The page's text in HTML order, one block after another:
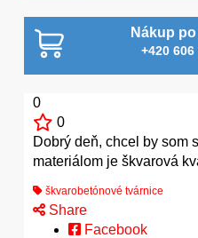
Nákup
+420 606
0
0
Dobrý deň, chcel by som
materiálom je škvarová
škvarobetónové tvárnice
Share
Facebook